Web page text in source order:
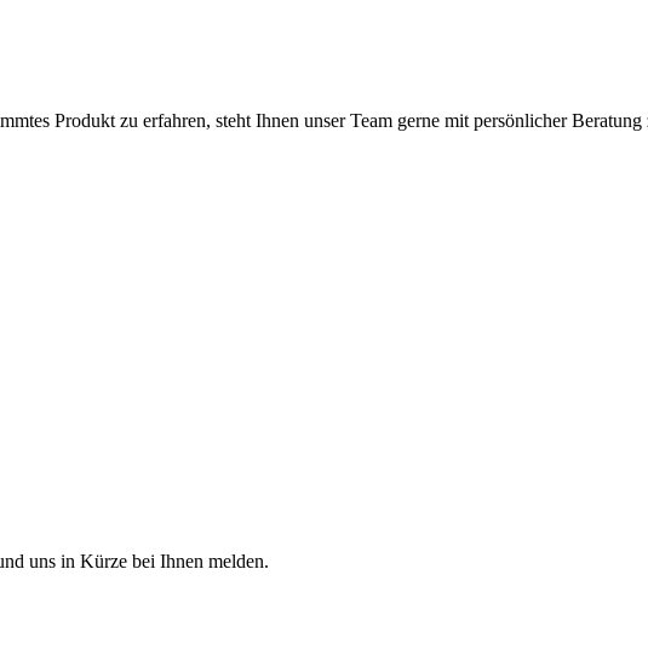
Produkt zu erfahren, steht Ihnen unser Team gerne mit persönlicher
uns in Kürze bei Ihnen melden.